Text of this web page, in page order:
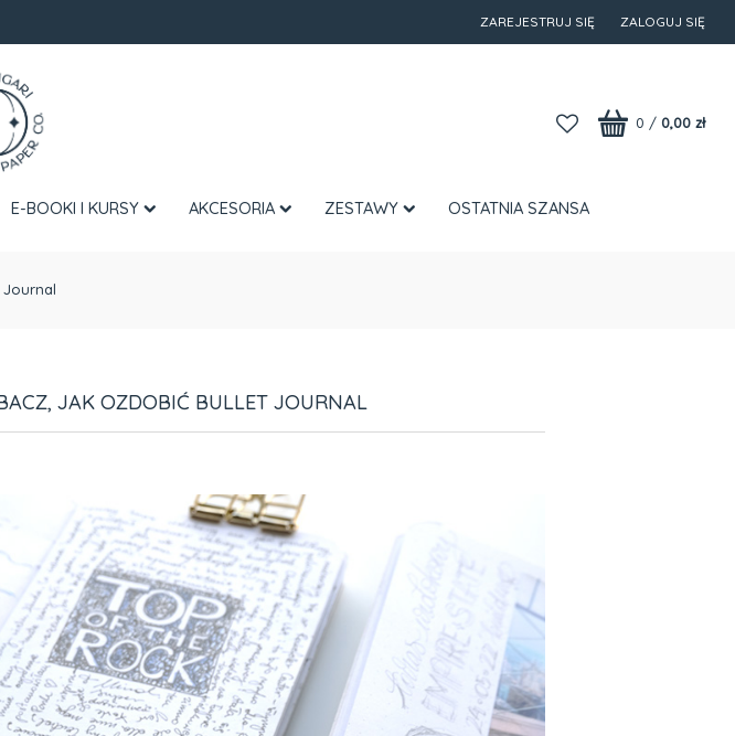
ZAREJESTRUJ SIĘ ZALOGUJ SIĘ
0 / 0,00 zł
E-BOOKI I KURSY AKCESORIA ZESTAWY OSTATNIA SZANSA
JAK OZDOBIĆ BULLET JOURNAL